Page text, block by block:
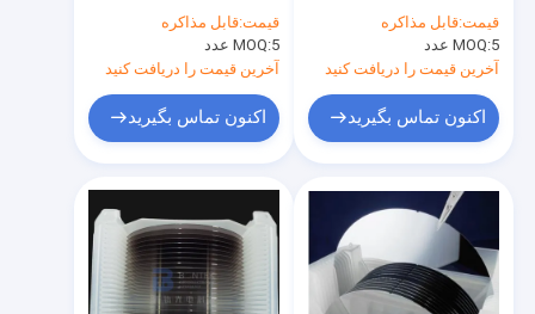
هولوگرافیک با چگالی بالا
قیمت:قابل مذاکره
MOQ:5 عدد
آخرین قیمت را دریافت کنید
اکنون تماس بگیرید
فرکانس بالا
قیمت:قابل مذاکره
MOQ:5 عدد
آخرین قیمت را دریافت کنید
اکنون تماس بگیرید